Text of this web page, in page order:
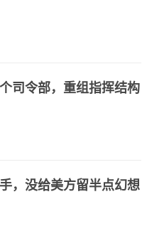
司令部，重组指挥结构
，没给美方留半点幻想